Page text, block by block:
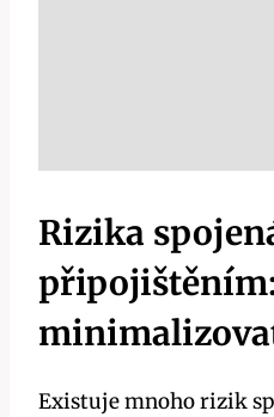
Rizika
Existuje mnoho rizik